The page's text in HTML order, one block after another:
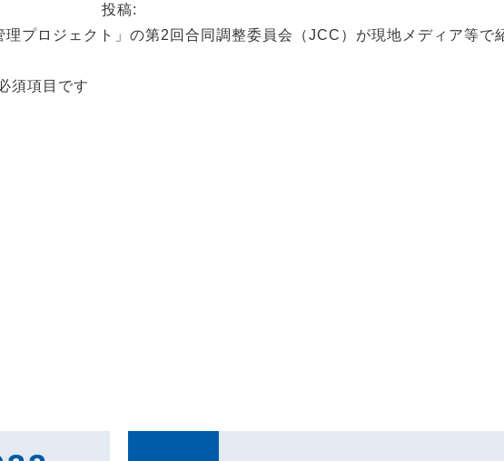
投稿:
プロジェクト」の第2回合同調整委員会（JCC）が現地メディア等で
須項目です